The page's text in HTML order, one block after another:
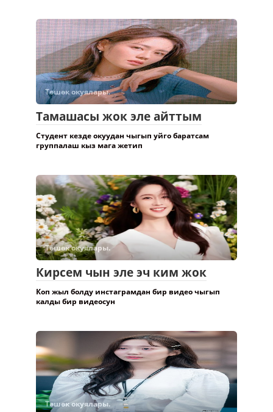
Төшөк окуялары.
Тамашасы жок эле айттым
Студент кезде окуудан чыгып уйго баратсам
группалаш кыз мага жетип
Төшөк окуялары.
Кирсем чын эле эч ким жок
Коп жыл болду инстаграмдан бир видео чыгып
калды бир видеосун
Төшөк окуялары.